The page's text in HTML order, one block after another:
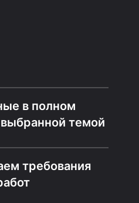
в полном
темой
требования